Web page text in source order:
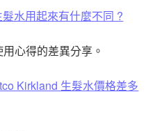
水用起來有什麼不同 ?
心得的差異分享。
Kirkland 生髮水價格差多